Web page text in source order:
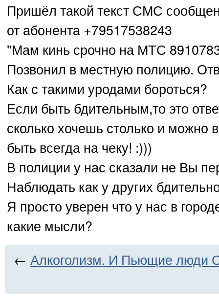
Пришёл такой текст СМС
от абонента +79517538243
"Мам кинь срочно на МТС
Позвонил в местную полицию.
Как с такими уродами бороться?
Если быть бдительным,то это
сколько хочешь столько и можно
быть всегда на чеку! :)))
В полиции у нас сказали не Вы
Наблюдать как у других
Я просто уверен что у нас в
какие мысли?
← Алкоголизм. И Пьющие люди